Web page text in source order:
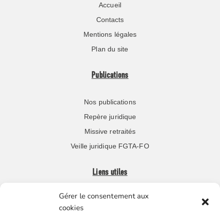
Gérer le consentement aux
cookies
Accueil
Contacts
Mentions légales
Plan du site
Publications
Nos publications
Repère juridique
Missive retraités
Veille juridique FGTA-FO
Liens utiles
Boutique en ligne